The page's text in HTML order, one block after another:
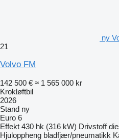
ny
21
Volvo FM
142 500 € ≈ 1 565 000 kr
Krokløftbil
2026
Stand ny
Euro 6
Effekt 430 hk (316 kW) Drivstoff
Hjuloppheng bladfjær/pneumatikk